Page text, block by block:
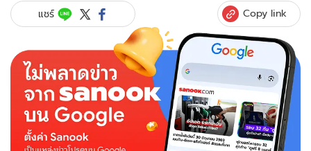
ยอมรับ
ว่า
ปิด
ตำนาน
สาว
บลูเบอร์รี่?
แชร์ Copy link